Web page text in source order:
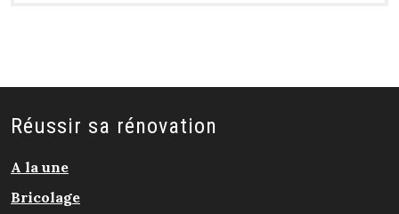
Réussir sa rénovation
A la une
Bricolage